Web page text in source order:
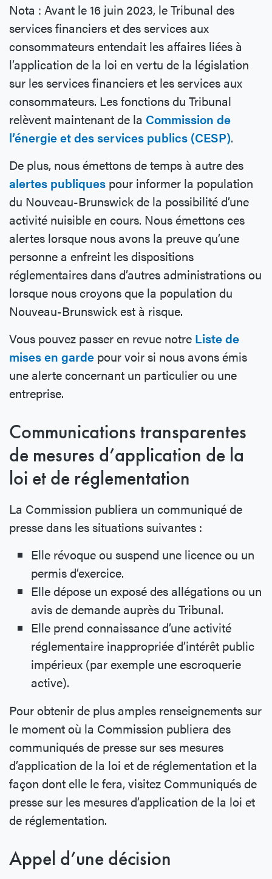
Nota : Avant le 16 juin 2023, le Tribunal des
services financiers et des services aux
consommateurs entendait les affaires liées à
l’application de la loi en vertu de la législation
sur les services financiers et les services aux
consommateurs. Les fonctions du Tribunal
relèvent maintenant de la Commission de
l’énergie et des services publics (CESP).
De plus, nous émettons de temps à autre des
alertes publiques pour informer la population
du Nouveau-Brunswick de la possibilité d’une
activité nuisible en cours. Nous émettons ces
alertes lorsque nous avons la preuve qu’une
personne a enfreint les dispositions
réglementaires dans d’autres administrations ou
lorsque nous croyons que la population du
Nouveau-Brunswick est à risque.
Vous pouvez passer en revue notre Liste de
mises en garde pour voir si nous avons émis
une alerte concernant un particulier ou une
entreprise.
Communications transparentes
de mesures d’application de la
loi et de réglementation
La Commission publiera un communiqué de
presse dans les situations suivantes :
Elle révoque ou suspend une licence ou un
permis d’exercice.
Elle dépose un exposé des allégations ou un
avis de demande auprès du Tribunal.
Elle prend connaissance d’une activité
réglementaire inappropriée d’intérêt public
impérieux (par exemple une escroquerie
active).
Pour obtenir de plus amples renseignements sur
le moment où la Commission publiera des
communiqués de presse sur ses mesures
d’application de la loi et de réglementation et la
façon dont elle le fera, visitez Communiqués de
presse sur les mesures d’application de la loi et
de réglementation.
Appel d’une décision